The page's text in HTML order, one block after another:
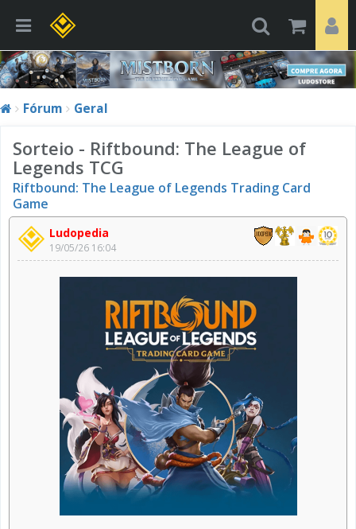
Fórum Geral
Sorteio - Riftbound: The League of
Legends TCG
Riftbound: The League of Legends Trading Card
Game
Ludopedia
19/05/26 16:04